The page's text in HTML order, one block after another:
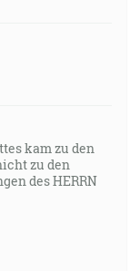
kam zu den
zu den
des HERRN